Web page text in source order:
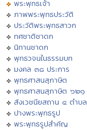
พระพุทธเจ้า
ภาพพระพุทธประวัติ
ประวัติพระพุทธสาวก
ทศชาติชาดก
นิทานชาดก
พุทธวจนในธรรมบท
มงคล ๓๘ ประการ
พุทธศาสนสุภาษิต
พุทธศาสนสุภาษิต ๖๒๑
สังเวชนียสถาน ๔ ตำบล
ปางพระพุทธรูป
พระพุทธรูปสำคัญ